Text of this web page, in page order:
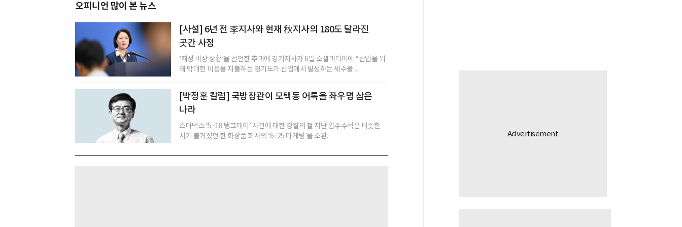
오피니언 많이 본 뉴스
[사설] 6년 전 李지사와 현재 秋지사의 180도 달라진
곳간 사정
‘재정 비상 상황’을 선언한 추미애 경기지사가 6일 소셜미디어에 “산업을 위
해 막대한 비용을 지불하는 경기도가 산업에서 발생하는 세수를...
[박정훈 칼럼] 국방장관이 모택동 어록을 좌우명 삼은
나라
스타벅스 ‘5·18 탱크데이’ 사건에 대한 경찰의 철 지난 압수수색은 비슷한
시기 불거졌던 한 화장품 회사의 ‘6·25 마케팅’을 소환...